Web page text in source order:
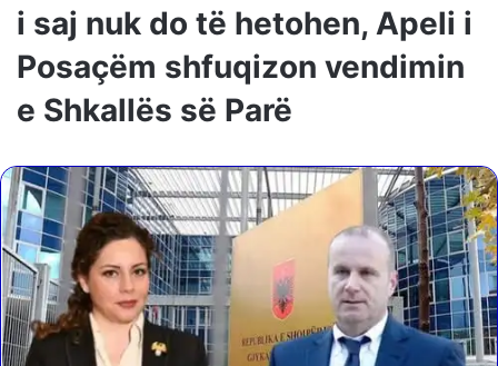
i saj nuk do të hetohen, Apeli i
Posaçëm shfuqizon vendimin
e Shkallës së Parë